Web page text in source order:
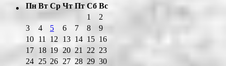
Пн Вт Ср Чт Пт Сб Вс
1
2
3
4 5 6 7 8
9
10 11 12 13 14 15 16
17 18 19 20 21 22 23
24 25 26 27 28 29 30